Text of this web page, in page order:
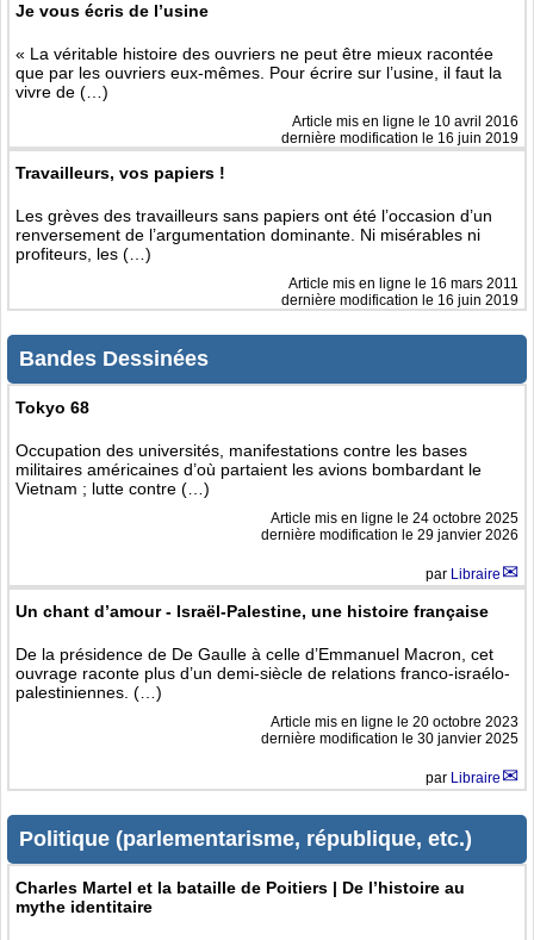
Je vous écris de l’usine
« La véritable histoire des ouvriers ne peut être mieux racontée
que par les ouvriers eux-mêmes. Pour écrire sur l’usine, il faut la
vivre de (…)
Article mis en ligne le 10 avril 2016
dernière modification le 16 juin 2019
Travailleurs, vos papiers !
Les grèves des travailleurs sans papiers ont été l’occasion d’un
renversement de l’argumentation dominante. Ni misérables ni
profiteurs, les (…)
Article mis en ligne le 16 mars 2011
dernière modification le 16 juin 2019
Bandes Dessinées
Tokyo 68
Occupation des universités, manifestations contre les bases
militaires américaines d’où partaient les avions bombardant le
Vietnam ; lutte contre (…)
Article mis en ligne le 24 octobre 2025
dernière modification le 29 janvier 2026
par Libraire
Un chant d’amour - Israël-Palestine, une histoire française
De la présidence de De Gaulle à celle d’Emmanuel Macron, cet
ouvrage raconte plus d’un demi-siècle de relations franco-israélo-
palestiniennes. (…)
Article mis en ligne le 20 octobre 2023
dernière modification le 30 janvier 2025
par Libraire
Politique (parlementarisme, république, etc.)
Charles Martel et la bataille de Poitiers | De l’histoire au
mythe identitaire